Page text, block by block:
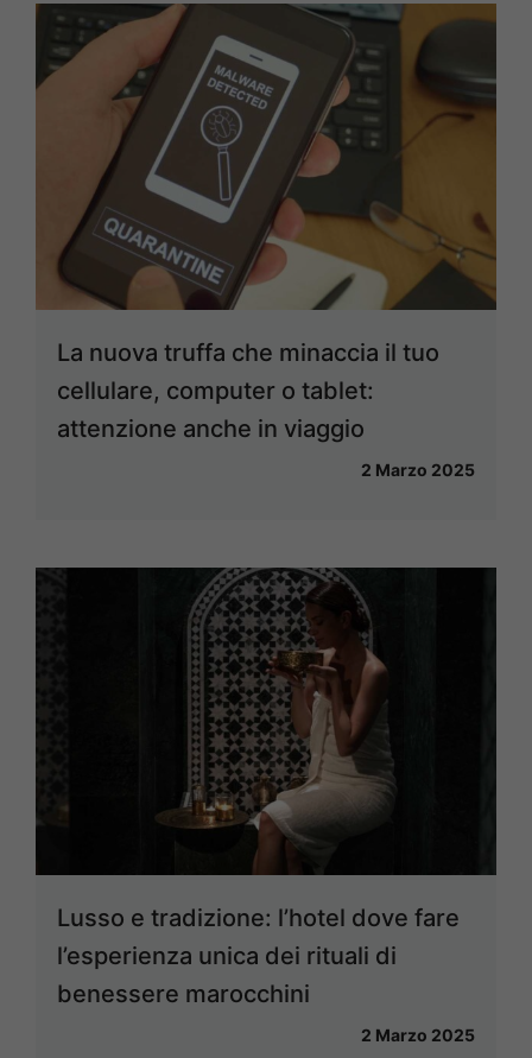
La nuova truffa che minaccia il tuo
cellulare, computer o tablet:
attenzione anche in viaggio
2 Marzo 2025
Lusso e tradizione: l’hotel dove fare
l’esperienza unica dei rituali di
benessere marocchini
2 Marzo 2025